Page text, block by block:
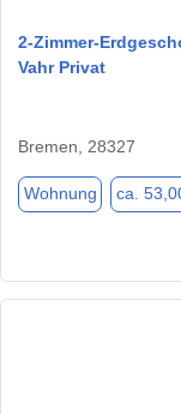
2-Zimmer-
Vahr Privat
Bremen, 28327
Wohnung ca.